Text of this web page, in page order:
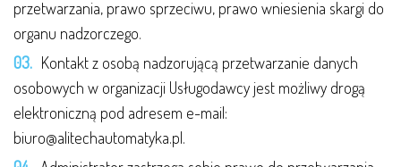
przetwarzania, prawo sprzeciwu, prawo wniesienia skargi do
organu nadzorczego.
Kontakt z osobą nadzorującą przetwarzanie danych
osobowych w organizacji Usługodawcy jest możliwy drogą
elektroniczną pod adresem e-mail:
biuro@alitechautomatyka.pl.